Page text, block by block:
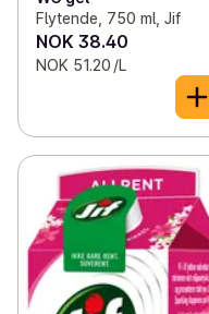
Flytende, 750 ml, Jif
NOK 38.40
NOK 51.20 /L